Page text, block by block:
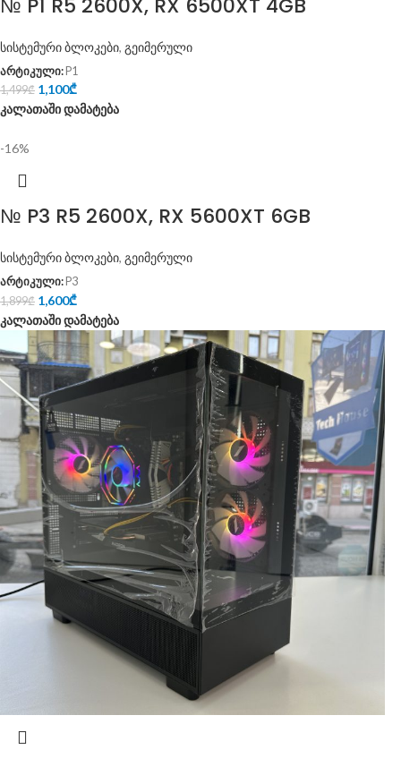
სისტემური ბლოკები, გეიმერული
არტიკული:P1
1,499₾ 1,100₾
კალათაში დამატება
-16%
№ P3 R5 2600X, RX 5600XT 6GB
სისტემური ბლოკები, გეიმერული
არტიკული: P3
1,899₾ 1,600₾
კალათაში დამატება